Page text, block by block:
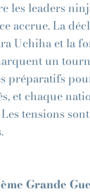
les leaders
accrue. La
Uchiha et la
un
préparatifs
et chaque
tensions
Grande